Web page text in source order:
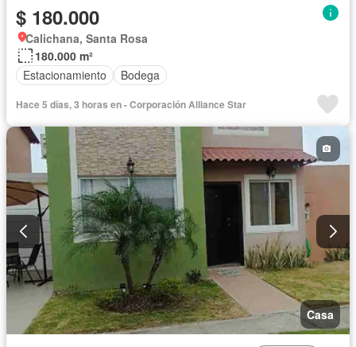
$ 180.000
Calichana, Santa Rosa
180.000 m²
Estacionamiento
Bodega
Hace 5 días, 3 horas en - Corporación Alliance Star
Casa